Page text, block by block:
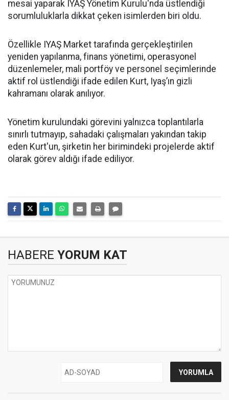
mesai yaparak IYAŞ Yönetim Kurulu'nda üstlendiği
sorumluluklarla dikkat çeken isimlerden biri oldu.
Özellikle IYAŞ Market tarafında gerçekleştirilen
yeniden yapılanma, finans yönetimi, operasyonel
düzenlemeler, mali portföy ve personel seçimlerinde
aktif rol üstlendiği ifade edilen Kurt, Iyaş’ın gizli
kahramanı olarak anılıyor.
Yönetim kurulundaki görevini yalnızca toplantılarla
sınırlı tutmayıp, sahadaki çalışmaları yakından takip
eden Kurt'un, şirketin her birimindeki projelerde aktif
olarak görev aldığı ifade ediliyor.
HABERE YORUM KAT